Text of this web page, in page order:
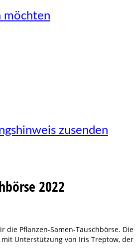
möchten
zusenden
2022
Pflanzen-Samen-Tauschbörse.
Unterstützung von Iris Treptow,